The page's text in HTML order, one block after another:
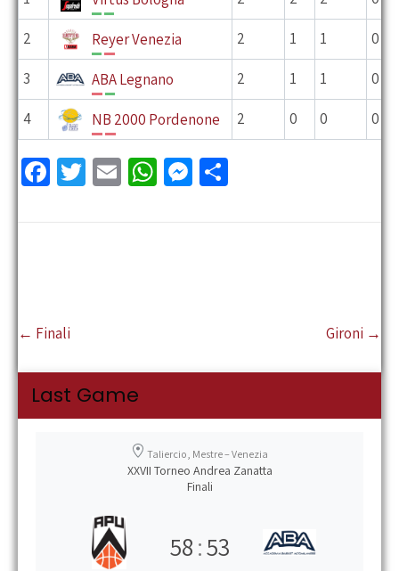
V V
2 Reyer Venezia
V P
2 1 1 0
3 ABA Legnano
P V
2 1 1 0
4 NB 2000 Pordenone
P P
2 0 0 0
Fa T E W M
Post
navigation
← Finali Gironi →
Last Game
Taliercio, Mestre – Venezia
XXVII Torneo Andrea Zanatta
Finali
58:53